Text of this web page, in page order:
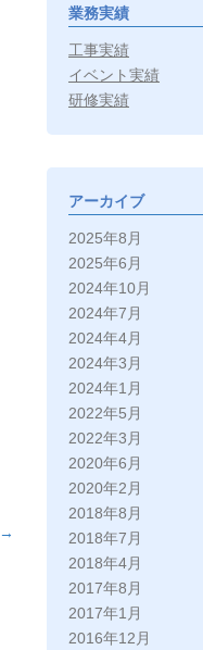
→
業務実績
工事実績
イベント実績
研修実績
アーカイブ
2025年8月
2025年6月
2024年10月
2024年7月
2024年4月
2024年3月
2024年1月
2022年5月
2022年3月
2020年6月
2020年2月
2018年8月
2018年7月
2018年4月
2017年8月
2017年1月
2016年12月